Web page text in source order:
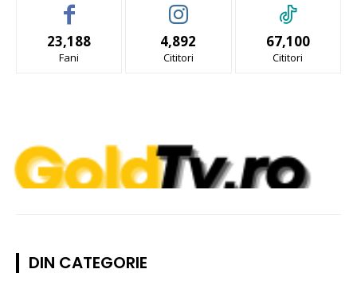
23,188
Fani
4,892
Cititori
67,100
Cititori
DIN CATEGORIE